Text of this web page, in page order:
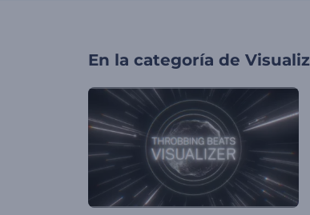
En la categoría de